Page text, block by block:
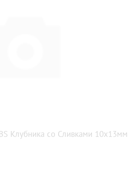
Клубника со Сливками 10x13мм